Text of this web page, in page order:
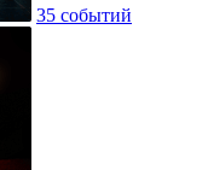
35 событий